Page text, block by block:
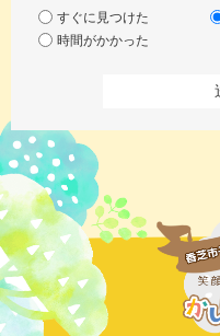
すぐに見つけた
時間がかかった